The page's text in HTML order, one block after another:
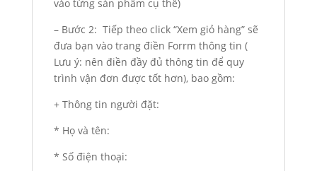
vào từng sản phẩm cụ thể)
– Bước 2: Tiếp theo click “Xem giỏ hàng” sẽ
đưa bạn vào trang điền Forrm thông tin (
Lưu ý: nên điền đầy đủ thông tin để quy
trình vận đơn được tốt hơn), bao gồm:
+ Thông tin người đặt:
* Họ và tên:
* Số điện thoại: